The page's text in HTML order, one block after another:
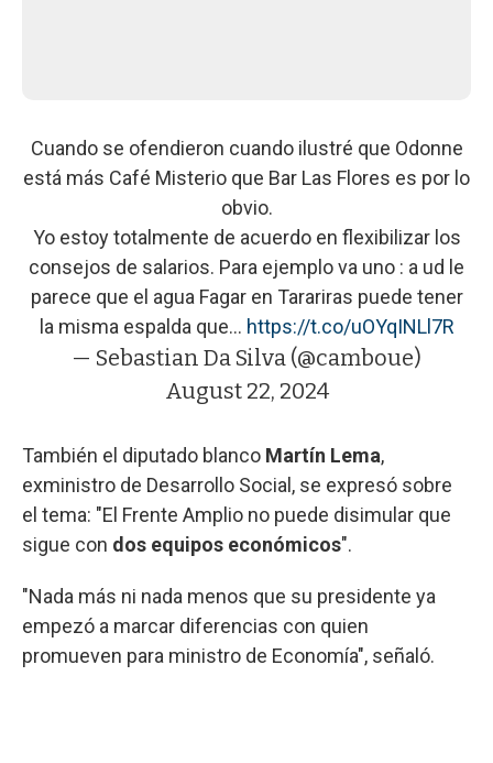
Cuando se ofendieron cuando ilustré que Odonne
está más Café Misterio que Bar Las Flores es por lo
obvio.
Yo estoy totalmente de acuerdo en flexibilizar los
consejos de salarios. Para ejemplo va uno : a ud le
parece que el agua Fagar en Tarariras puede tener
la misma espalda que… https://t.co/uOYqINLl7R
— Sebastian Da Silva (@camboue)
August 22, 2024
También el diputado blanco Martín Lema,
exministro de Desarrollo Social, se expresó sobre
el tema: "El Frente Amplio no puede disimular que
sigue con dos equipos económicos".
"Nada más ni nada menos que su presidente ya
empezó a marcar diferencias con quien
promueven para ministro de Economía", señaló.